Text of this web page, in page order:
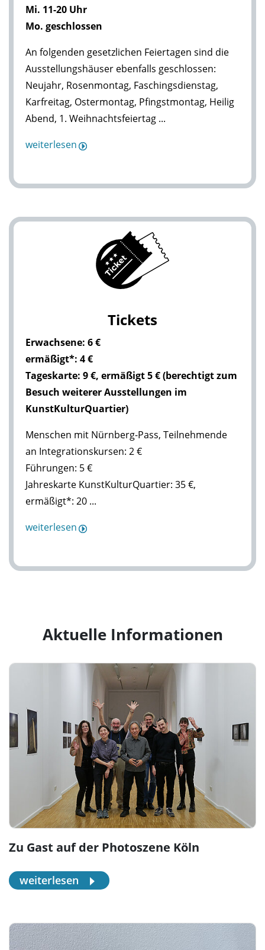
Mi. 11-20 Uhr
Mo. geschlossen
An folgenden gesetzlichen Feiertagen sind die
Ausstellungshäuser ebenfalls geschlossen:
Neujahr, Rosenmontag, Faschingsdienstag,
Karfreitag, Ostermontag, Pfingstmontag, Heilig
Abend, 1. Weihnachtsfeiertag ...
weiterlesen
Tickets
Erwachsene: 6 €
ermäßigt*: 4 €
Tageskarte: 9 €, ermäßigt 5 € (berechtigt zum
Besuch weiterer Ausstellungen im
KunstKulturQuartier)
Menschen mit Nürnberg-Pass, Teilnehmende
an Integrationskursen: 2 €
Führungen: 5 €
Jahreskarte KunstKulturQuartier: 35 €,
ermäßigt*: 20 ...
weiterlesen
Aktuelle Informationen
Zu Gast auf der Photoszene Köln
weiterlesen